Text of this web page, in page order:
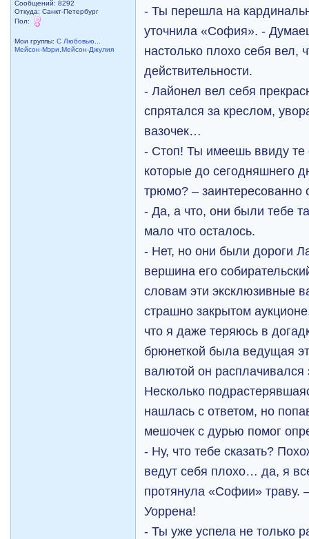
Сообщений: 8292
Откуда: Санкт-Петербург
Пол:
Мои группы:С Любовью...
Мейсон-Мэри,Мейсон-Джулия
- Ты перешла на
уточнила «София». -
настолько плохо себя вел,
действительности.
- Лайонел вел себя
спрятался за креслом,
вазочек…
- Стоп! Ты имеешь ввиду те
которые до сегодняшнего
трюмо? –
- Да, а что, они были тебе
мало что осталось.
- Нет, но они были дороги
вершина его
словам эти эксклюзивные
страшно закрытом
что я даже теряюсь в
брюнеткой была ведущая
валютой он расплачивался
Несколько
нашлась с ответом, но
мешочек с дурью помог
- Ну, что тебе сказать?
ведут себя плохо… да, я
протянула «Софии» траву.
Уоррена!
- Ты уже успела не только